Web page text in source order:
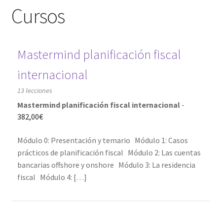
Cursos
Inicio
Mi cuenta
Mis cursos
Sample Page
Shop
Cursos
Mastermind planificación fiscal
internacional
13 lecciones
Mastermind planificación fiscal internacional-
382,00€
Módulo 0: Presentación y temario Módulo 1: Casos
prácticos de planificación fiscal Módulo 2: Las cuentas
bancarias offshore y onshore Módulo 3: La residencia
fiscal Módulo 4: […]